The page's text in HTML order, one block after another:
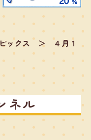
ックス ＞
４月１
ネル